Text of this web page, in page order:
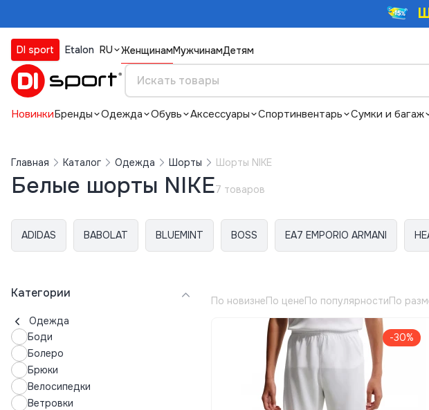
DI sport Etalon RU ЖенщинамМужчинамДетям
НовинкиБренды Одежда Обувь Аксессуары Спортинвентарь Сумки и багаж
Главная Каталог Одежда Шорты Шорты NIKE
Белые шорты NIKE7 товаров
ADIDAS BABOLAT BLUEMINT BOSS EA7 EMPORIO ARMANI
Категории
Одежда
Боди
Болеро
Брюки
Велосипедки
Ветровки
По новизнеПо ценеПо популярностиПо
-30%